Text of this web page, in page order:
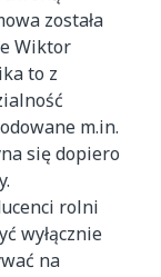
została
Wiktor
to z
m.in.
się dopiero
rolni
wyłącznie
na